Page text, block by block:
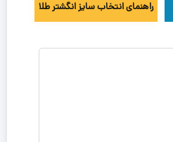
راهنمای انتخاب سایز انگشتر طلا